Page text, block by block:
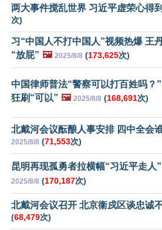
两大事件搅乱世界 习近平虚荣心得
次)
习“中国人不打中国人”视频热爆 王
“放屁” 🖼️ 2025/8/8 (173,625次)
中国律师普法“警察可以打百姓吗？
狂刷“可以” 🖼️ 2025/8/8 (168,691次)
北戴河会议酝酿人事安排 四中全会
2025/8/8 (71,553次)
昆明再现孤勇者拉横幅“习近平走人”
2025/8/8 (170,187次)
北戴河会议召开 北京衞戍区谈忠诚
(68,479次)